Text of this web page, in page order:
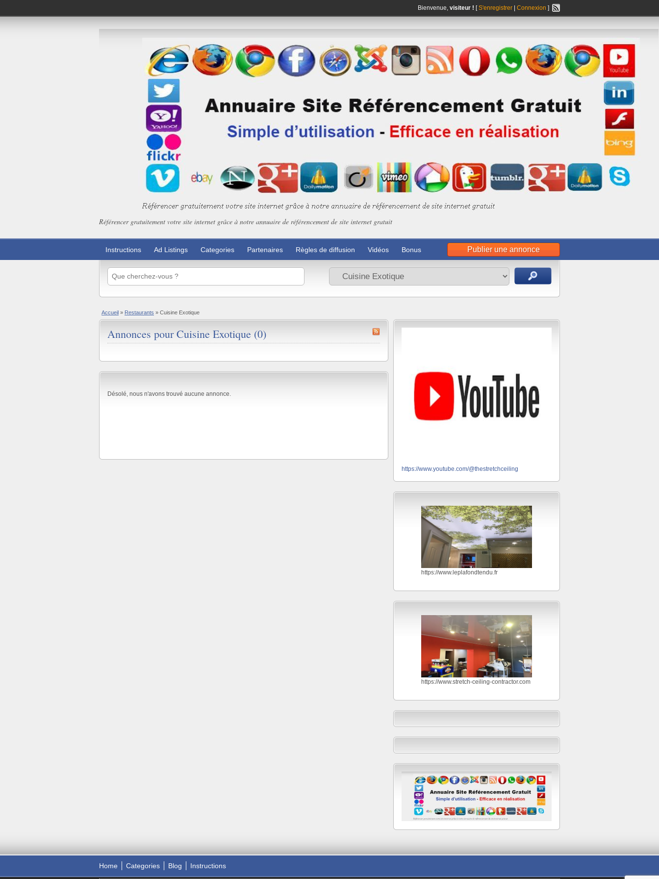
Bienvenue, visiteur ! [S'enregistrer Connexion ]
Référencer gratuitement votre site internet grâce à notre annuaire de référencement de site internet gratuit
Instructions Ad Listings Categories Partenaires Règles de diffusion Vidéos Bonus Publier une annonce
Accueil » Restaurants » Cuisine Exotique
Annonces pour Cuisine Exotique (0)
Désolé, nous n'avons trouvé aucune annonce.
https://www.youtube.com/@thestretchceiling
https://www.leplafondtendu.fr
https://www.stretch-ceiling-contractor.com
Home Categories Blog Instructions